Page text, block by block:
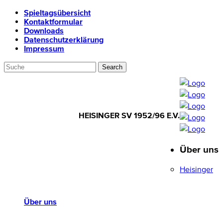
Spieltagsübersicht
Kontaktformular
Downloads
Datenschutzerklärung
Impressum
HEISINGER SV 1952/96 E.V.
1952/96 E.V.
Über uns
Über uns
Heisinger